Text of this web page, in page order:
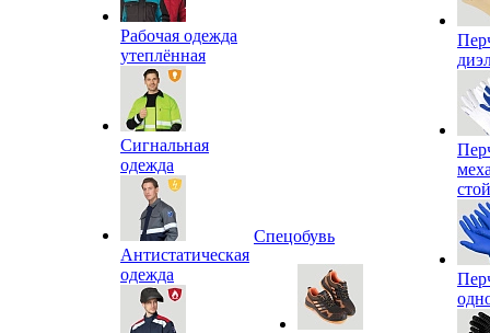
Рабочая одежда
утеплённая
Сигнальная
одежда
Антистатическая
одежда
Спецобувь